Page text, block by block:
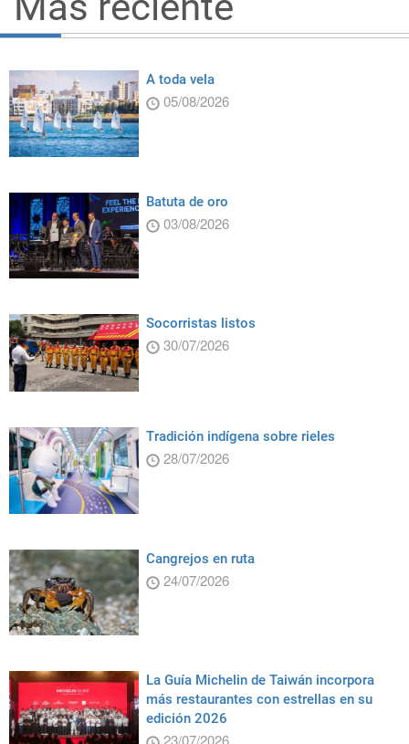
A toda vela
05/08/2026
Batuta de oro
03/08/2026
Socorristas listos
30/07/2026
Tradición indígena sobre rieles
28/07/2026
Cangrejos en ruta
24/07/2026
La Guía Michelin de Taiwán incorpora
más restaurantes con estrellas en su
edición 2026
23/07/2026